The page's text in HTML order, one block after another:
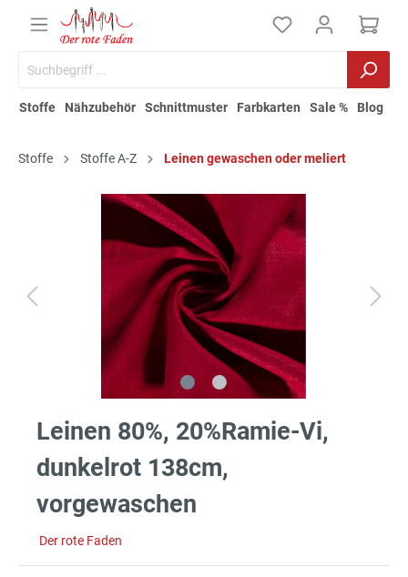
Stoffe Nähzubehör Schnittmuster Farbkarten Sale % Blog
Stoffe Stoffe A-Z Leinen gewaschen oder meliert
Leinen 80%, 20%Ramie-Vi,
dunkelrot 138cm,
vorgewaschen
Der rote Faden